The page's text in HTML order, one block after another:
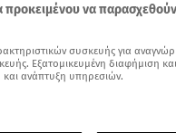
προκειμένου να
συσκευής για
Εξατομικευμένη διαφήμιση και
και ανάπτυξη υπηρεσιών.